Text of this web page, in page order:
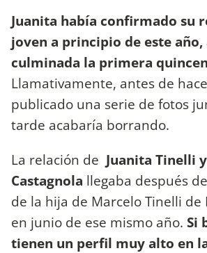
Juanita había confirmado su
joven a principio de este año,
culminada la primera
Llamativamente, antes de
publicado una serie de fotos
tarde acabaría borrando.
La relación de Juanita Tinelli
Castagnola llegaba después
de la hija de Marcelo Tinelli
en junio de ese mismo año. Si
tienen un perfil muy alto en